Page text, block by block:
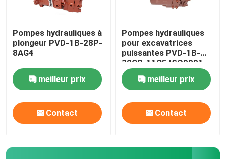
Moteur hydraulique cycloïde
Moteur hydraulique à direction de glissement
Moteur hydraulique d'entraînement
Excavatrice Pièce jointe
Pompes hydrauliques à
plongeur PVD-1B-28P-
8AG4
meilleur prix
Contact
Pompes hydrauliques
pour excavatrices
puissantes PVD-1B-
32CP-11G5 ISO9001
meilleur prix
Contact